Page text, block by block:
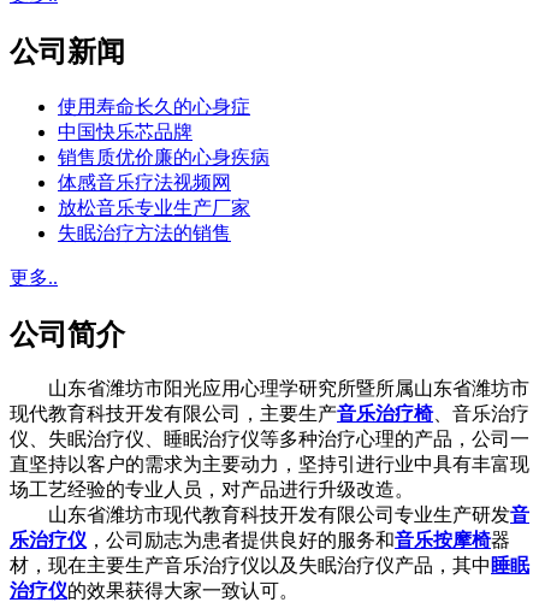
公司新闻
使用寿命长久的心身症
中国快乐芯品牌
销售质优价廉的心身疾病
体感音乐疗法视频网
放松音乐专业生产厂家
失眠治疗方法的销售
更多..
公司简介
山东省潍坊市阳光应用心理学研究所暨所属山东省潍坊市
现代教育科技开发有限公司，主要生产音乐治疗椅、音乐治疗
仪、失眠治疗仪、睡眠治疗仪等多种治疗心理的产品，公司一
直坚持以客户的需求为主要动力，坚持引进行业中具有丰富现
场工艺经验的专业人员，对产品进行升级改造。
山东省潍坊市现代教育科技开发有限公司专业生产研发音
乐治疗仪 ，公司励志为患者提供良好的服务和音乐按摩椅器
材，现在主要生产音乐治疗仪以及失眠治疗仪产品，其中 睡眠
治疗仪的效果获得大家一致认可。